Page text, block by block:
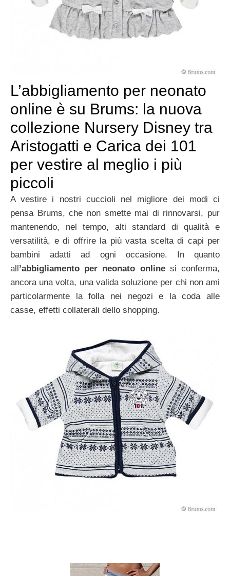
L’abbigliamento per neonato
online è su Brums: la nuova
collezione Nursery Disney tra
Aristogatti e Carica dei 101
per vestire al meglio i più
piccoli
A vestire i nostri cuccioli nel migliore dei modi ci
pensa Brums, che non smette mai di rinnovarsi, pur
mantenendo, nel tempo, alti standard di qualità e
versatilità, e di offrire la più vasta scelta di capi per
bambini adatti ad ogni occasione. In quanto
all’abbigliamento per neonato onlinesi conferma,
ancora una volta, una valida soluzione per chi non ami
particolarmente la folla nei negozi e la coda alle
casse, effetti collaterali dello shopping.